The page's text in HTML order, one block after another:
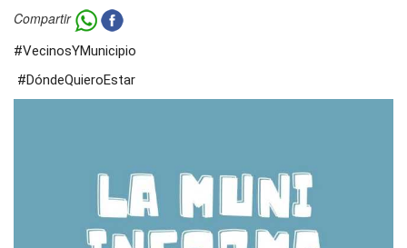
Compartir
#VecinosYMunicipio
#DóndeQuieroEstar